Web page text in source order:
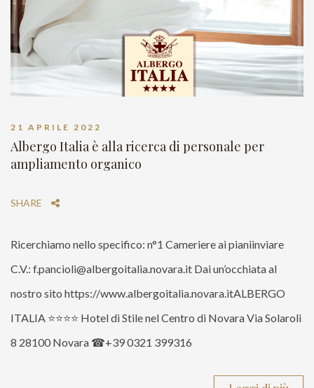
21 APRILE 2022
Albergo Italia è alla ricerca di personale per
ampliamento organico
SHARE
Ricerchiamo nello specifico: n°1 Cameriere ai pianiinviare
C.V.: f.pancioli@albergoitalia.novara.it Dai un’occhiata al
nostro sito https://www.albergoitalia.novara.itALBERGO
ITALIA ⭐⭐⭐⭐ Hotel di Stile nel Centro di Novara Via Solaroli
8 28100 Novara ☎+39 0321 399316